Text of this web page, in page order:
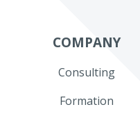
COMPANY
Consulting
Formation